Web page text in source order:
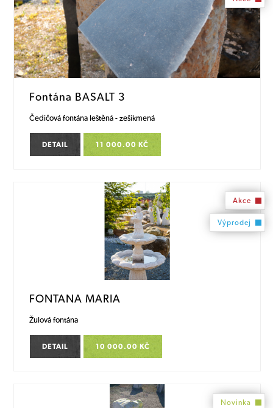
Fontána BASALT 3
Čedičová fontána leštěná - zešikmená
DETAIL 11 000.00 KČ
Akce
Výprodej
FONTANA MARIA
Žulová fontána
DETAIL 10 000.00 KČ
Novinka